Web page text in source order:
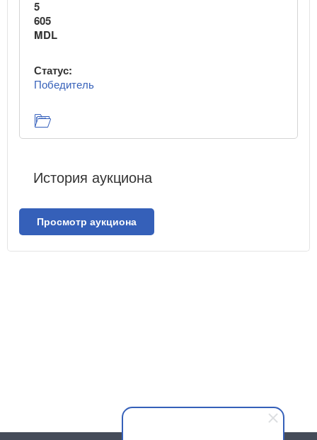
5
605
MDL
Статус:
Победитель
История аукциона
Просмотр аукциона